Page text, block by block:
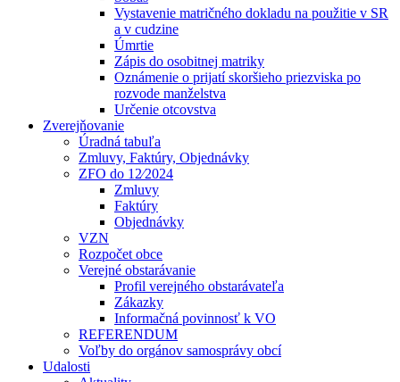
Vystavenie matričného dokladu na použitie v SR
a v cudzine
Úmrtie
Zápis do osobitnej matriky
Oznámenie o prijatí skoršieho priezviska po
rozvode manželstva
Určenie otcovstva
Zverejňovanie
Úradná tabuľa
Zmluvy, Faktúry, Objednávky
ZFO do 12⁄2024
Zmluvy
Faktúry
Objednávky
VZN
Rozpočet obce
Verejné obstarávanie
Profil verejného obstarávateľa
Zákazky
Informačná povinnosť k VO
REFERENDUM
Voľby do orgánov samosprávy obcí
Udalosti